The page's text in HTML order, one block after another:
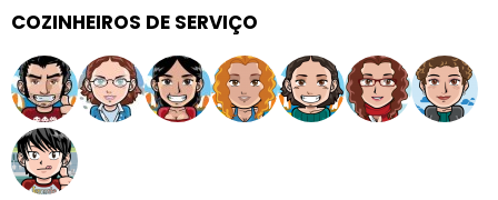
COZINHEIROS DE SERVIÇO